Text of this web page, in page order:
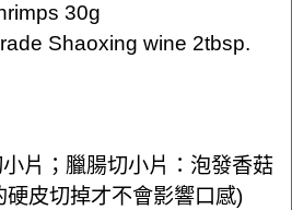
30g
Shaoxing wine 2tbsp.
片；臘腸切小片：泡發香菇
皮切掉才不會影響口感)